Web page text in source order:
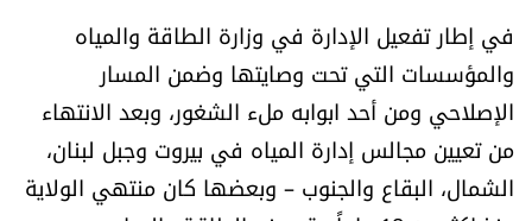
خاص الموقع
كتّابنا
تحت المجهر
في إطار تفعيل الإدارة في وزارة الطاقة والمياه
والمؤسسات التي تحت وصايتها وضمن المسار
الإصلاحي ومن أحد ابوابه ملء الشغور، وبعد الانتهاء
من تعيين مجالس إدارة المياه في بيروت وجبل لبنان،
الشمال، البقاع والجنوب – وبعضها كان منتهي الولاية